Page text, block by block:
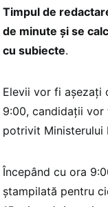
Timpul de
de minute şi se
cu subiecte.
Elevii vor fi aşezaţi
9:00, candidaţii
potrivit Ministerului
Începând cu ora
ştampilată pentru